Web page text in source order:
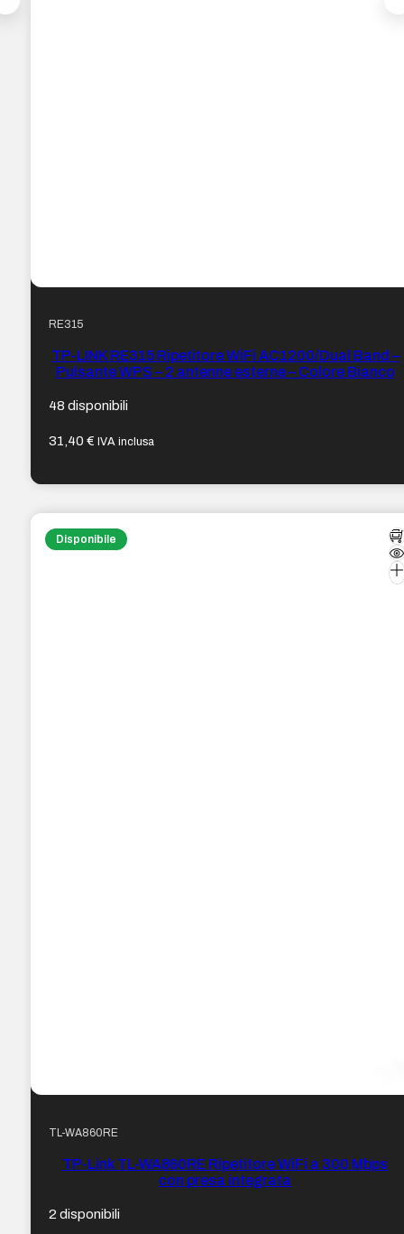
RE315
TP-LINK RE315 Ripetitore WiFi AC1200/Dual Band –
Pulsante WPS – 2 antenne esterne – Colore Bianco
48 disponibili
31,40€ IVA inclusa
Disponibile
TL-WA860RE
TP-Link TL-WA860RE Ripetitore WiFi a 300 Mbps
con presa integrata
2 disponibili